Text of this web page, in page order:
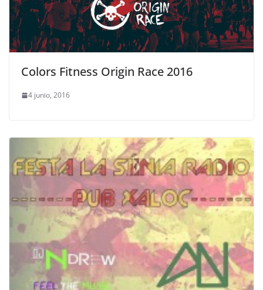
Colors Fitness Origin Race 2016
4 junio, 2016